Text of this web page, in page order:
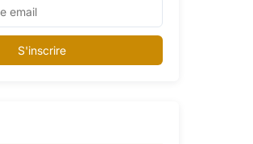
S'inscrire